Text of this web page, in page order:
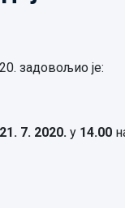
задовољио је:
7. 2020. у 14.00